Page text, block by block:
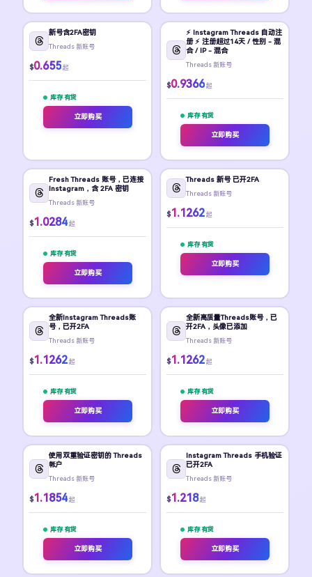
新号含2FA密钥
Threads 新账号
$0.655 起
库存 有货
立即购买
⚡️ Instagram Threads 自动注
册 ⚡️ 注册超过14天 / 性别 - 混
合 / IP - 混合
Threads 新账号
$0.9366 起
库存 有货
立即购买
Fresh Threads 账号，已连接
Instagram，含 2FA 密钥
Threads 新账号
$1.0284 起
库存 有货
立即购买
Threads 新号 已开2FA
Threads 新账号
$1.1262 起
库存 有货
立即购买
全新Instagram Threads账
号，已开2FA
Threads 新账号
$1.1262 起
库存 有货
立即购买
全新高质量Threads账号，已
开2FA，头像已添加
Threads 新账号
$1.1262 起
库存 有货
立即购买
使用双重验证密钥的 Threads
帐户
Threads 新账号
$1.1854 起
库存 有货
立即购买
Instagram Threads 手机验证
已开2FA
Threads 新账号
$1.218 起
库存 有货
立即购买